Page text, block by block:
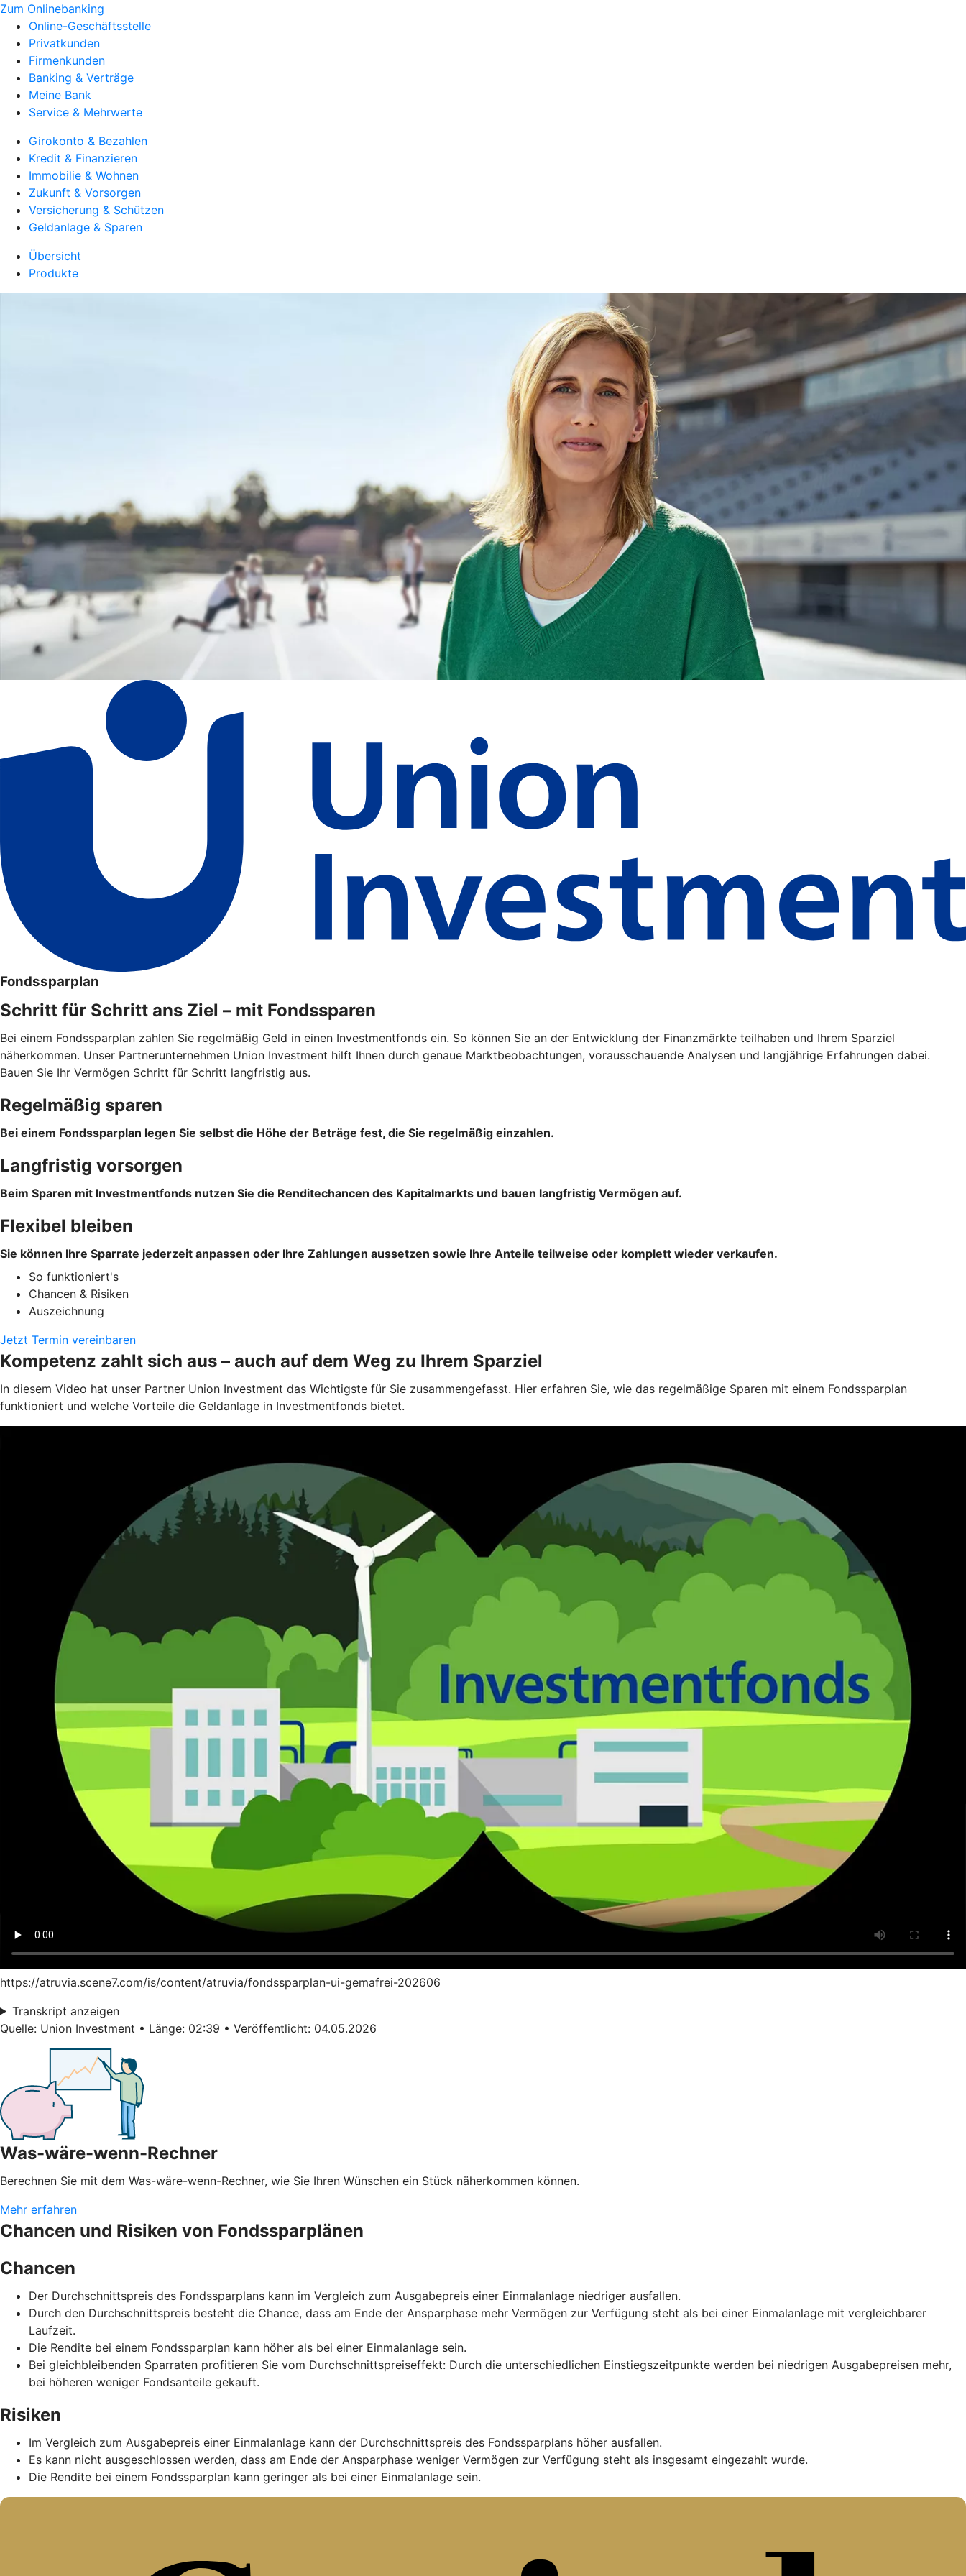
Zum Onlinebanking
Online-Geschäftsstelle
Privatkunden
Firmenkunden
Banking & Verträge
Meine Bank
Service & Mehrwerte
Girokonto & Bezahlen
Kredit & Finanzieren
Immobilie & Wohnen
Zukunft & Vorsorgen
Versicherung & Schützen
Geldanlage & Sparen
Übersicht
Produkte
Fondssparplan
Schritt für Schritt ans Ziel – mit Fondssparen
Bei einem Fondssparplan zahlen Sie regelmäßig Geld in einen Investmentfonds ein. So können Sie an der Entwicklung der Finanzmärkte teilhaben und Ihrem Sparziel
näherkommen. Unser Partnerunternehmen Union Investment hilft Ihnen durch genaue Marktbeobachtungen, vorausschauende Analysen und langjährige Erfahrungen dabei.
Bauen Sie Ihr Vermögen Schritt für Schritt langfristig aus.
Regelmäßig sparen
Bei einem Fondssparplan legen Sie selbst die Höhe der Beträge fest, die Sie regelmäßig einzahlen.
Langfristig vorsorgen
Beim Sparen mit Investmentfonds nutzen Sie die Renditechancen des Kapitalmarkts und bauen langfristig Vermögen auf.
Flexibel bleiben
Sie können Ihre Sparrate jederzeit anpassen oder Ihre Zahlungen aussetzen sowie Ihre Anteile teilweise oder komplett wieder verkaufen.
So funktioniert's
Chancen & Risiken
Auszeichnung
Jetzt Termin vereinbaren
Kompetenz zahlt sich aus – auch auf dem Weg zu Ihrem Sparziel
In diesem Video hat unser Partner Union Investment das Wichtigste für Sie zusammengefasst. Hier erfahren Sie, wie das regelmäßige Sparen mit einem Fondssparplan
funktioniert und welche Vorteile die Geldanlage in Investmentfonds bietet.
https://atruvia.scene7.com/is/content/atruvia/fondssparplan-ui-gemafrei-202606
Transkript anzeigen
Quelle: Union Investment • Länge: 02:39 • Veröffentlicht: 04.05.2026
Was-wäre-wenn-Rechner
Berechnen Sie mit dem Was-wäre-wenn-Rechner, wie Sie Ihren Wünschen ein Stück näherkommen können.
Mehr erfahren
Chancen und Risiken von Fondssparplänen
Chancen
Der Durchschnittspreis des Fondssparplans kann im Vergleich zum Ausgabepreis einer Einmalanlage niedriger ausfallen.
Durch den Durchschnittspreis besteht die Chance, dass am Ende der Ansparphase mehr Vermögen zur Verfügung steht als bei einer Einmalanlage mit vergleichbarer
Laufzeit.
Die Rendite bei einem Fondssparplan kann höher als bei einer Einmalanlage sein.
Bei gleichbleibenden Sparraten profitieren Sie vom Durchschnittspreiseffekt: Durch die unterschiedlichen Einstiegszeitpunkte werden bei niedrigen Ausgabepreisen mehr,
bei höheren weniger Fondsanteile gekauft.
Risiken
Im Vergleich zum Ausgabepreis einer Einmalanlage kann der Durchschnittspreis des Fondssparplans höher ausfallen.
Es kann nicht ausgeschlossen werden, dass am Ende der Ansparphase weniger Vermögen zur Verfügung steht als insgesamt eingezahlt wurde.
Die Rendite bei einem Fondssparplan kann geringer als bei einer Einmalanlage sein.